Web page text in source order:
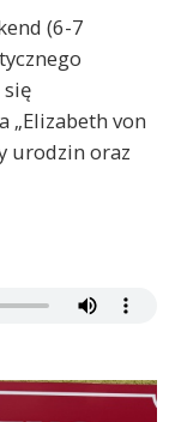
(6-7
„Elizabeth von
urodzin oraz